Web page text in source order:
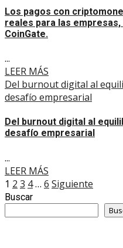
Los pagos con
reales para las
CoinGate.
...
LEER MÁS
Del burnout digital al
desafío empresarial
Del burnout digital al
desafío empresarial
...
LEER MÁS
Paginación
de
entradas
1 2 3 4… 6 Siguiente
Buscar